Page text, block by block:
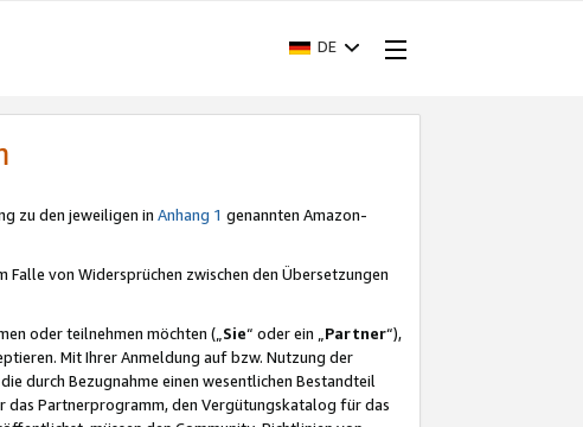
DE
zu den jeweiligen in Anhang 1 genannten Amazon-
Falle von Widersprüchen zwischen den Übersetzungen
oder teilnehmen möchten („Sie“ oder ein „Partner“),
Mit Ihrer Anmeldung auf bzw. Nutzung der
durch Bezugnahme einen wesentlichen Bestandteil
das Partnerprogramm, den Vergütungskatalog für das